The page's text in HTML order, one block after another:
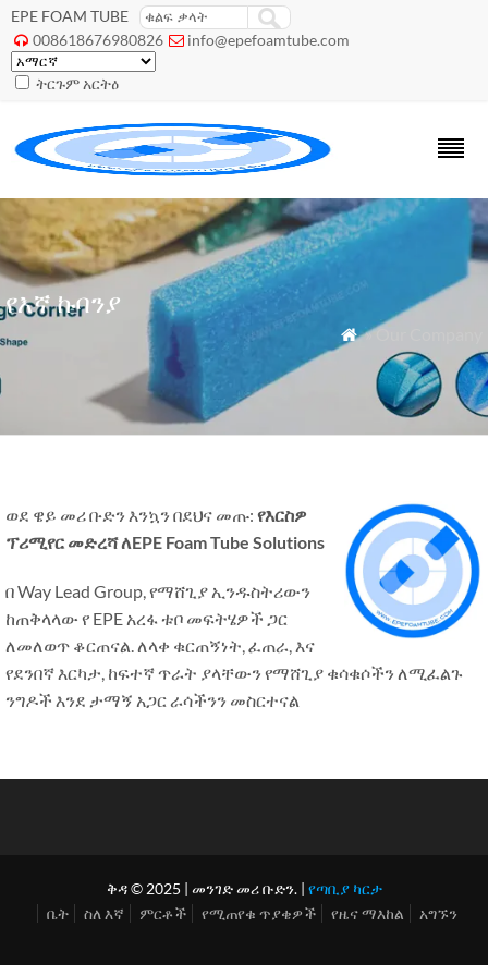
EPE FOAM TUBE
 008618676980826  info@epefoamtube.com
ትርጉም አርትዕ
የእኛ ኩባንያ
 » Our Company
ወደ ዌይ መሪ ቡድን እንኳን በደህና መጡ: የእርስዎ
ፕሪሚየር መድረሻ ለEPE Foam Tube Solutions
በ Way Lead Group, የማሸጊያ ኢንዱስትሪውን
ከጠቅላላው የ EPE አረፋ ቱቦ መፍትሄዎች ጋር
ለመለወጥ ቆርጠናል. ለላቀ ቁርጠኝነት, ፈጠራ, እና
የደንበኛ እርካታ, ከፍተኛ ጥራት ያላቸውን የማሸጊያ ቁሳቁሶችን ለሚፈልጉ
ንግዶች እንደ ታማኝ አጋር ራሳችንን መስርተናል
ቅዳ © 2025 | መንገድ መሪ ቡድን. | የጣቢያ ካርታ
ቤት
ስለ እኛ ምርቶች የሚጠየቁ ጥያቄዎች የዜና ማእከል አግኙን